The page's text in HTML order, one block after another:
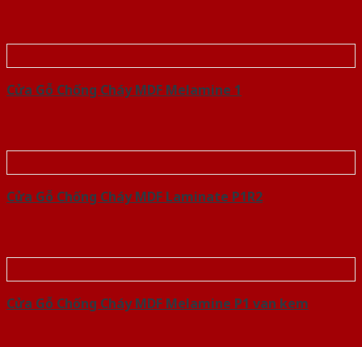
Cửa Gỗ Chống Cháy MDF Melamine 1
Cửa Gỗ Chống Cháy MDF Laminate P1R2
Cửa Gỗ Chống Cháy MDF Melamine P1 van kem